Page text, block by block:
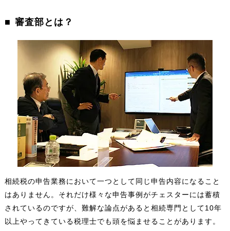
審査部とは？
相続税の申告業務において一つとして同じ申告内容になること
はありません。それだけ様々な申告事例がチェスターには蓄積
されているのですが、難解な論点があると相続専門として10年
以上やってきている税理士でも頭を悩ませることがあります。